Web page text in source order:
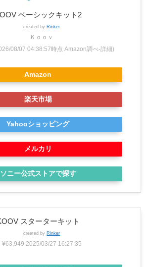
ベーシックキット2
created by Rinker
Ｋｏｏｖ
08/07 04:38:57時点 Amazon調べ-詳細)
Amazon
楽天市場
Yahooショッピング
メルカリ
ソニー公式ストアで探す
スターターキット
created by Rinker
¥63,949 2025/03/27 16:27:35